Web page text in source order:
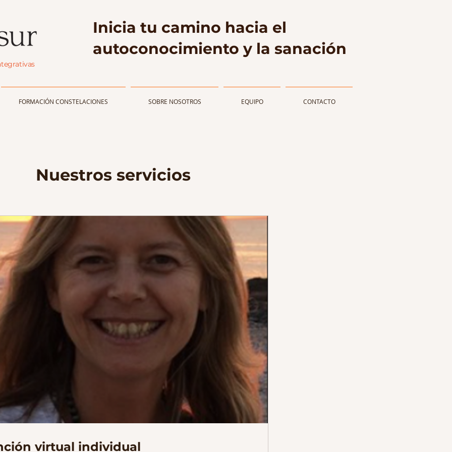
Inicia tu camino hacia el
autoconocimiento y la sanación
FORMACIÓN CONSTELACIONES SOBRE NOSOTROS EQUIPO CONTACTO
Nuestros servicios
virtual individual